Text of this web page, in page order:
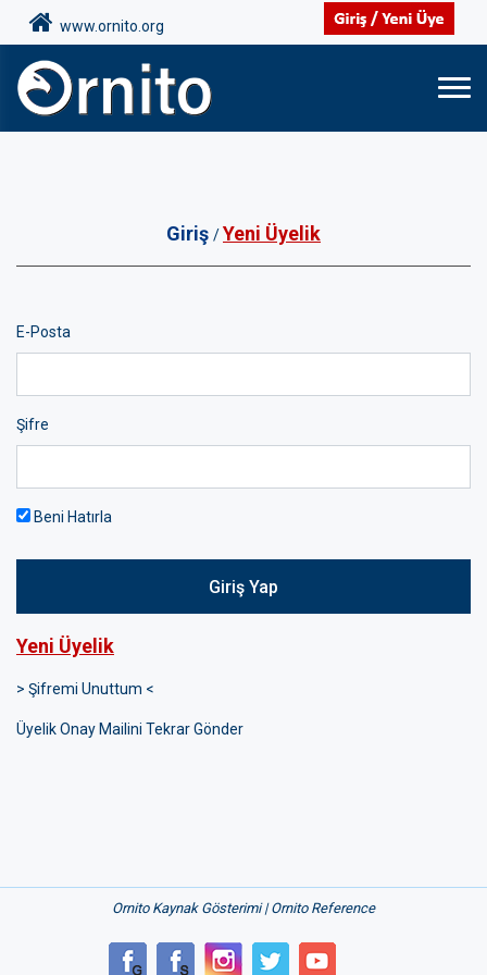
www.ornito.org
Giriş /Yeni Üyelik
E-Posta
Şifre
Beni Hatırla
Giriş Yap
Yeni Üyelik
> Şifremi Unuttum <
Üyelik Onay Mailini Tekrar Gönder
Ornito Kaynak Gösterimi | Ornito Reference